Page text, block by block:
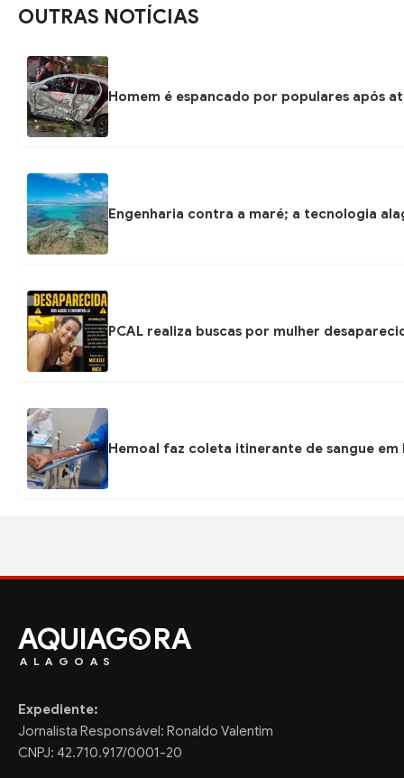
OUTRAS NOTÍCIAS
Homem é espancado por populares após
Engenharia contra a maré; a tecnologia
PCAL realiza buscas por mulher
Hemoal faz coleta itinerante de sangue em
AQUIAG RA
ALAGOAS
Expediente:
Jornalista Responsável: Ronaldo Valentim
CNPJ: 42.710.917/0001-20